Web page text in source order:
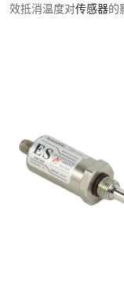
效抵消温度对传感器的